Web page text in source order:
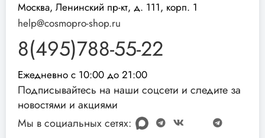
Москва, Ленинский пр-кт, д. 111, корп. 1
help@cosmopro-shop.ru
8(495)788-55-22
Ежедневно с 10:00 до 21:00
Подписывайтесь на наши соцсети и следите за
новостями и акциями
Мы в социальных сетях: